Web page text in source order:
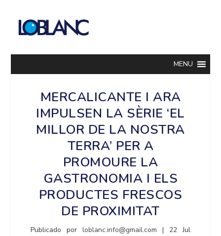
MENU
MERCALICANTE I ARA
IMPULSEN LA SÈRIE ‘EL
MILLOR DE LA NOSTRA
TERRA’ PER A
PROMOURE LA
GASTRONOMIA I ELS
PRODUCTES FRESCOS
DE PROXIMITAT
Publicado porloblanc.info@gmail.com | 22 Jul